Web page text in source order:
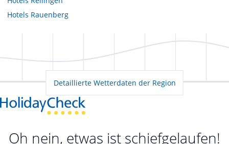
Hotels Rauenberg
Detaillierte Wetterdaten der Region
Oh nein, etwas ist schiefgelaufen!